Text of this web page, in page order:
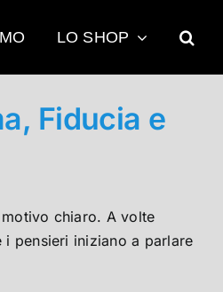
LO SHOP
Fiducia e
motivo chiaro. A volte
pensieri iniziano a parlare